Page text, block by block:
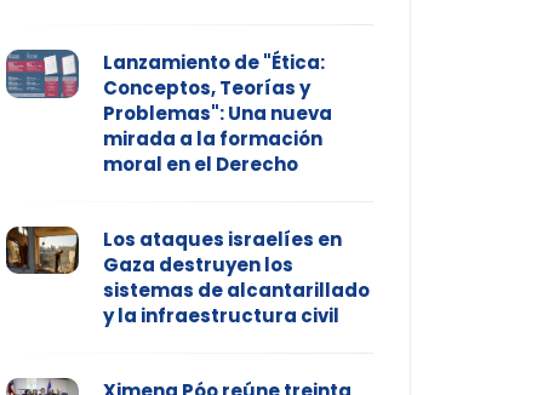
Lanzamiento de "Ética:
Conceptos, Teorías y
Problemas": Una nueva
mirada a la formación
moral en el Derecho
Los ataques israelíes en
Gaza destruyen los
sistemas de alcantarillado
y la infraestructura civil